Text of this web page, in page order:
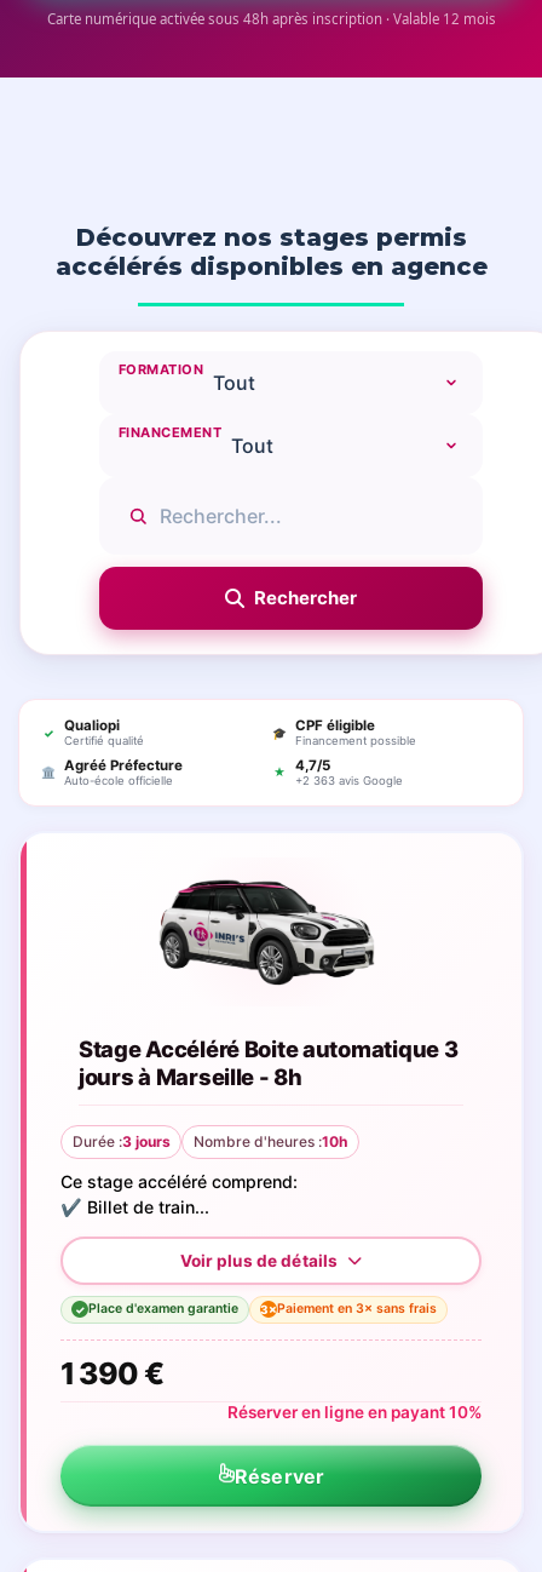
Carte numérique activée sous 48h après inscription · Valable 12 mois
Découvrez nos stages permis
accélérés disponibles en agence
FORMATION
FINANCEMENT
✓ Qualiopi
Certifié qualité
🎓 CPF éligible
Financement possible
🏛 Agréé Préfecture
Auto-école officielle
★ 4,7/5
+2 363 avis Google
Stage Accéléré Boite automatique 3
jours à Marseille - 8h
Durée :3 jours Nombre d'heures :10h
Ce stage accéléré comprend:
✔️ Billet de train...
✓ Place d'examen garantie 3×Paiement en 3× sans frais
1 390 €
Réserver en ligne en payant 10%
Réserver